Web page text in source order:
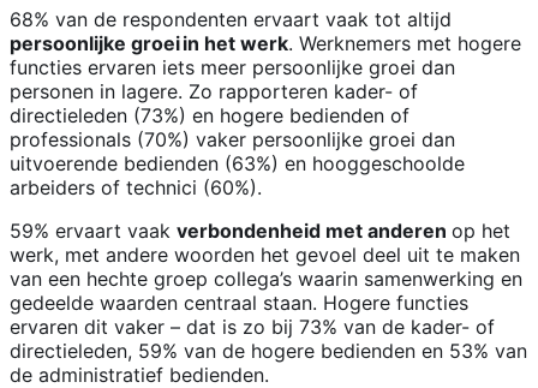
68% van de respondenten ervaart vaak tot altijd
persoonlijke groei in het werk. Werknemers met hogere
functies ervaren iets meer persoonlijke groei dan
personen in lagere. Zo rapporteren kader- of
directieleden (73%) en hogere bedienden of
professionals (70%) vaker persoonlijke groei dan
uitvoerende bedienden (63%) en hooggeschoolde
arbeiders of technici (60%).
59% ervaart vaak verbondenheid met anderen op het
werk, met andere woorden het gevoel deel uit te maken
van een hechte groep collega’s waarin samenwerking en
gedeelde waarden centraal staan. Hogere functies
ervaren dit vaker – dat is zo bij 73% van de kader- of
directieleden, 59% van de hogere bedienden en 53% van
de administratief bedienden.